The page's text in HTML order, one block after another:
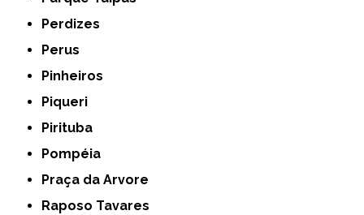
Perdizes
Perus
Pinheiros
Piqueri
Pirituba
Pompéia
Praça da Arvore
Raposo Tavares